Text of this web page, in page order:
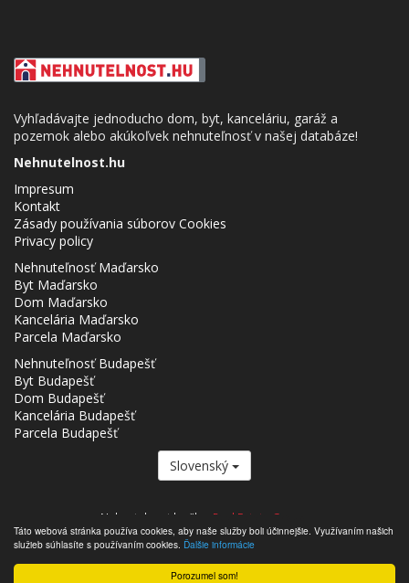
Porozumel som!
Táto webová stránka používa cookies, aby naše služby boli účinnejšie. Využívaním našich
služieb súhlasíte s používaním cookies. Ďalšie informácie
Vyhľadávajte jednoducho dom, byt, kanceláriu, garáž a
pozemok alebo akúkoľvek nehnuteľnosť v našej databáze!
Nehnutelnost.hu
Impresum
Kontakt
Zásady používania súborov Cookies
Privacy policy
Nehnuteľnosť Maďarsko
Byt Maďarsko
Dom Maďarsko
Kancelária Maďarsko
Parcela Maďarsko
Nehnuteľnosť Budapešť
Byt Budapešť
Dom Budapešť
Kancelária Budapešť
Parcela Budapešť
Slovenský
Nehnutelnost.hu člen Real Estate Group.
- Nehnutelnost.hu © 2026 Všetky práva vyhradené